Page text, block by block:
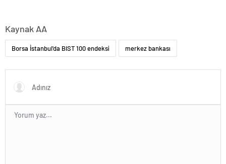
Kaynak AA
Borsa İstanbul'da BIST 100 endeksi merkez bankası